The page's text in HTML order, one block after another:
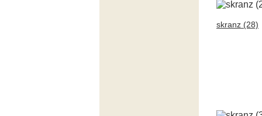
skranz (28)